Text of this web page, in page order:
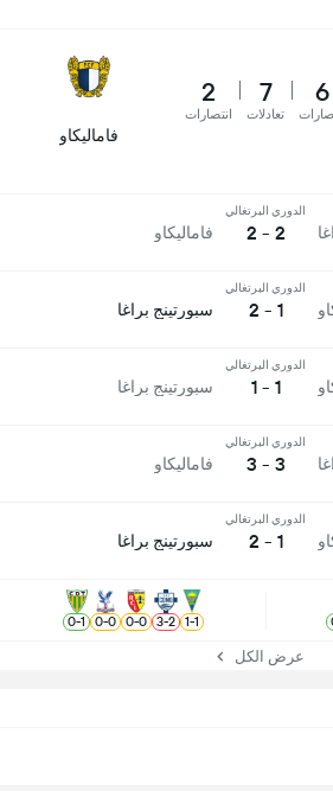
6
7
تعادلات
2
انتصارات
فاماليكاو
الدوري البرتغالي
2 - 2 فاماليكاو
الدوري البرتغالي
1 - 2 سبورتينج براغا
الدوري البرتغالي
1 - 1 سبورتينج براغا
الدوري البرتغالي
3 - 3 فاماليكاو
الدوري البرتغالي
1 - 2 سبورتينج براغا
1
-
1
2
-
3
0
-
0
0
-
0
1
-
0
عرض الكل